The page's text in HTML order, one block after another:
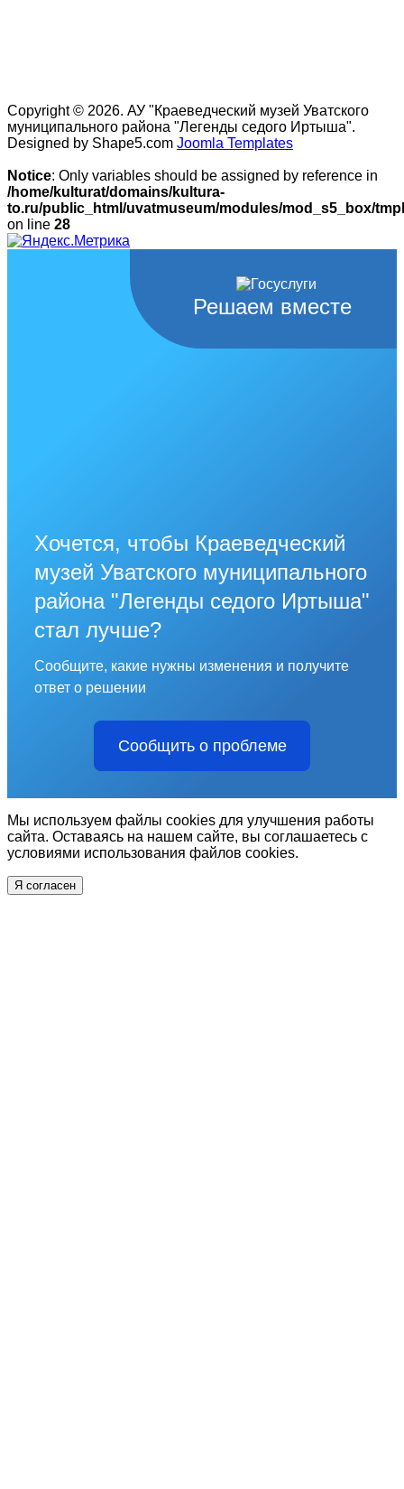
Copyright © 2026. АУ "Краеведческий музей Уватского
муниципального района "Легенды седого Иртыша".
Designed by Shape5.com Joomla Templates
Notice: Only variables should be assigned by reference in
/home/kulturat/domains/kultura-
to.ru/public_html/uvatmuseum/modules/mod_s5_box/
on line 28
Решаем вместе
Хочется, чтобы Краеведческий
музей Уватского муниципального
района "Легенды седого Иртыша"
стал лучше?
Сообщите, какие нужны изменения и получите
ответ о решении
Сообщить о проблеме
Мы используем файлы cookies для улучшения работы
сайта. Оставаясь на нашем сайте, вы соглашаетесь с
условиями использования файлов cookies.
Я согласен